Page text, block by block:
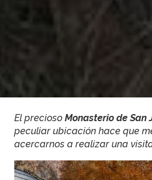
El precioso Monasterio de San
peculiar ubicación hace que
acercarnos a realizar una